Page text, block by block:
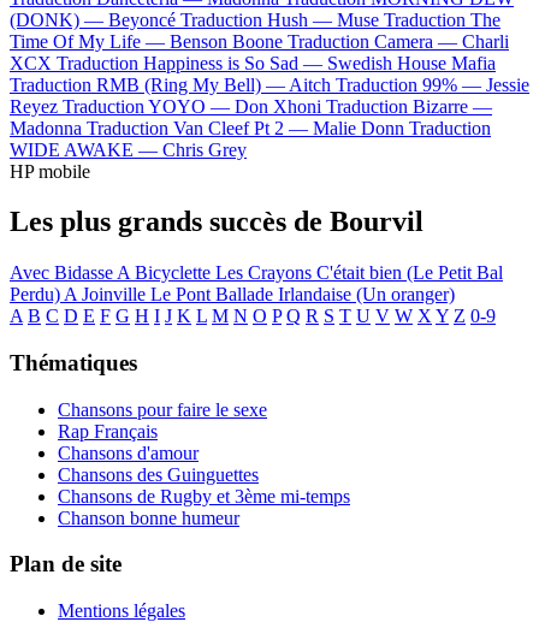
(DONK) — Beyoncé Traduction Hush — Muse Traduction The
Time Of My Life — Benson Boone Traduction Camera — Charli
XCX Traduction Happiness is So Sad — Swedish House Mafia
Traduction RMB (Ring My Bell) — Aitch Traduction 99% — Jessie
Reyez Traduction YOYO — Don Xhoni Traduction Bizarre —
Madonna Traduction Van Cleef Pt 2 — Malie Donn Traduction
WIDE AWAKE — Chris Grey
HP mobile
Les plus grands succès de Bourvil
Avec Bidasse A Bicyclette Les Crayons C'était bien (Le Petit Bal
Perdu) A Joinville Le Pont Ballade Irlandaise (Un oranger)
A B C D E F G H I J K L M N O P Q R S T U V W X Y Z 0-9
Thématiques
Chansons pour faire le sexe
Rap Français
Chansons d'amour
Chansons des Guinguettes
Chansons de Rugby et 3ème mi-temps
Chanson bonne humeur
Plan de site
Mentions légales